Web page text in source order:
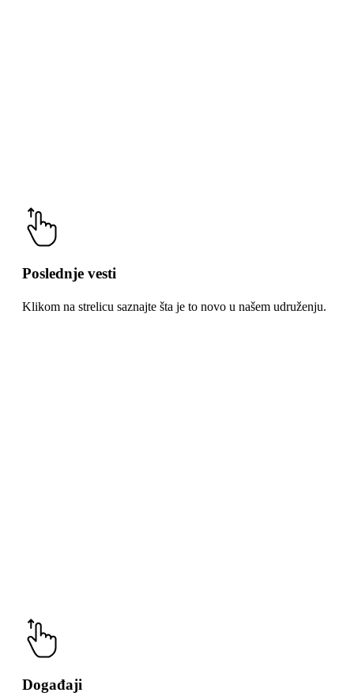
Poslednje vesti
Klikom na strelicu saznajte šta je to novo u našem udruženju.
Događaji